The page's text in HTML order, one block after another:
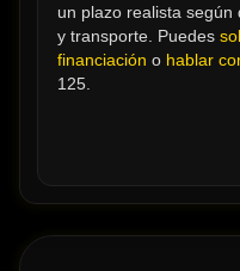
un plazo realista según
y transporte. Puedes
financiación o hablar
125.